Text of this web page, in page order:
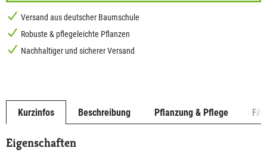
Versand aus deutscher Baumschule
Robuste & pflegeleichte Pflanzen
Nachhaltiger und sicherer Versand
Kurzinfos Beschreibung Pflanzung & Pflege
Eigenschaften